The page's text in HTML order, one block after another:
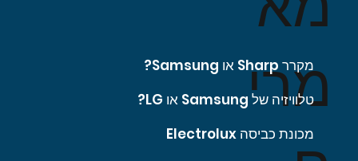
מרי
מקרר Sharp או Samsung?
טלוויזיה של Samsung או LG?
מכונת כביסה Electrolux